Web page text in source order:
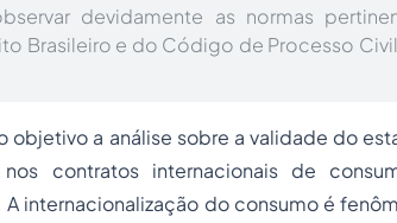
devidamente as normas
Brasileiro e do Código de Processo
objetivo a análise sobre a validade do
contratos internacionais de
internacionalização do consumo é